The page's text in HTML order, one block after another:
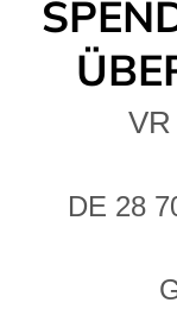
DE 28